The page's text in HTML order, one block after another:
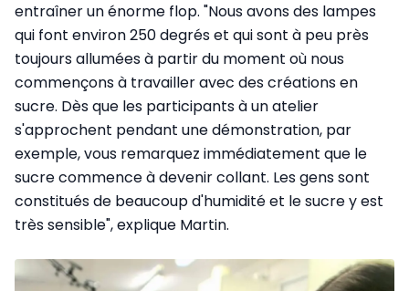
entraîner un énorme flop. "Nous avons des lampes
qui font environ 250 degrés et qui sont à peu près
toujours allumées à partir du moment où nous
commençons à travailler avec des créations en
sucre. Dès que les participants à un atelier
s'approchent pendant une démonstration, par
exemple, vous remarquez immédiatement que le
sucre commence à devenir collant. Les gens sont
constitués de beaucoup d'humidité et le sucre y est
très sensible", explique Martin.